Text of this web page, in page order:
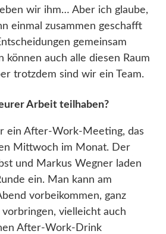
wir ihm… Aber ich glaube,
einmal zusammen geschafft
gemeinsam
können auch alle diesen Raum
trotzdem sind wir ein Team.
Arbeit teilhaben?
ein After-Work-Meeting, das
Mittwoch im Monat. Der
und Markus Wegner laden
ein. Man kann am
vorbeikommen, ganz
vorbringen, vielleicht auch
After-Work-Drink